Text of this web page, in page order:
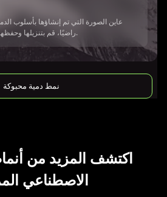
عاين الصورة التي تم إنشاؤها بأسلوب
راضيًا، قم بتنزيلها وحفظها أو مشاركتها مع الأصدقاء.
نمط دمية محبوكة
اكتشف المزيد من
الاصطناعي